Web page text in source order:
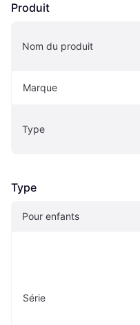
Produit
Nom du produit
Marque
Type
Type
Pour enfants
Série